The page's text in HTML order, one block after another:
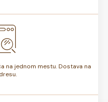
na jednom mestu. Dostava na